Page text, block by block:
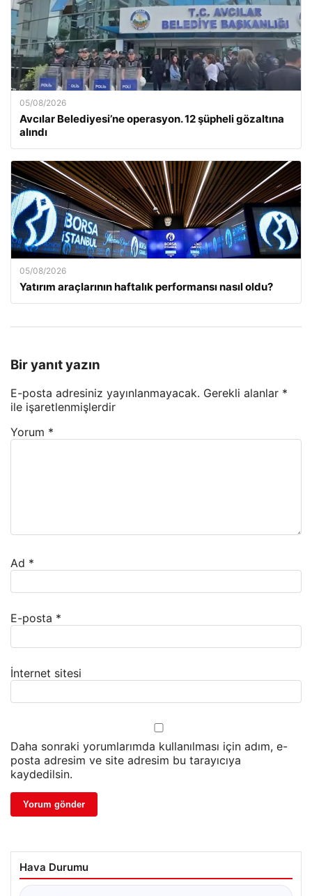
05/08/2026
Avcılar Belediyesi’ne operasyon. 12 şüpheli gözaltına
alındı
05/08/2026
Yatırım araçlarının haftalık performansı nasıl oldu?
Bir yanıt yazın
E-posta adresiniz yayınlanmayacak. Gerekli alanlar *
ile işaretlenmişlerdir
Yorum *
Ad *
E-posta *
İnternet sitesi
Daha sonraki yorumlarımda kullanılması için adım, e-
posta adresim ve site adresim bu tarayıcıya
kaydedilsin.
Hava Durumu